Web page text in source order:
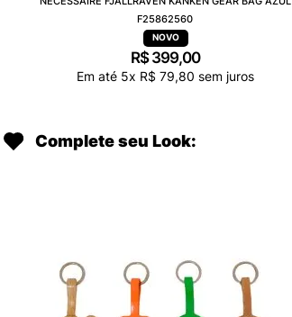
F25862560
R$ 399,00
Em até 5x R$ 79,80 sem juros
Complete seu Look: